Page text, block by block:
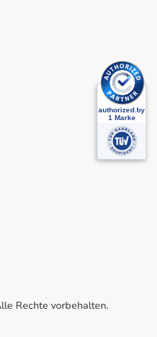
Rechte vorbehalten.